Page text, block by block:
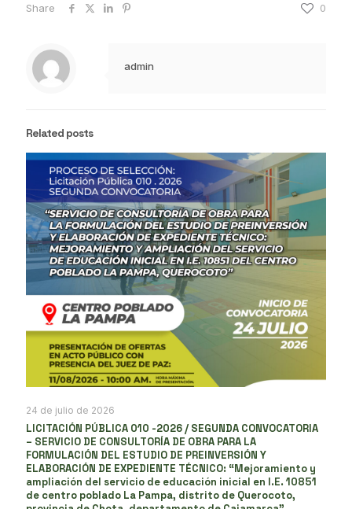
Share 0
admin
Related posts
24 de julio de 2026
LICITACIÓN PÚBLICA 010 -2026 / SEGUNDA CONVOCATORIA
– SERVICIO DE CONSULTORÍA DE OBRA PARA LA
FORMULACIÓN DEL ESTUDIO DE PREINVERSIÓN Y
ELABORACIÓN DE EXPEDIENTE TÉCNICO: “Mejoramiento y
ampliación del servicio de educación inicial en I.E. 10851
de centro poblado La Pampa, distrito de Querocoto,